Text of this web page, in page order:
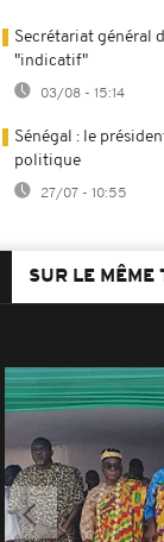
Secrétariat général
"indicatif"
03/08 - 15:14
Sénégal : le
politique
27/07 - 10:55
SUR LE MÊME